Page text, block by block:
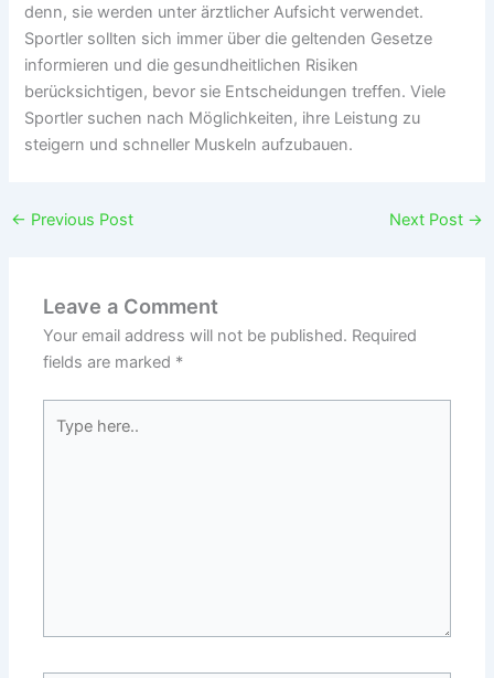
denn, sie werden unter ärztlicher Aufsicht verwendet.
Sportler sollten sich immer über die geltenden Gesetze
informieren und die gesundheitlichen Risiken
berücksichtigen, bevor sie Entscheidungen treffen. Viele
Sportler suchen nach Möglichkeiten, ihre Leistung zu
steigern und schneller Muskeln aufzubauen.
← Previous Post Next Post →
Leave a Comment
Your email address will not be published. Required
fields are marked *
here..